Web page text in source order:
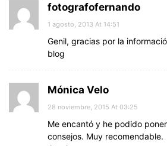
fotografofernando
1 agosto, 2013 At 14:51
Genil, gracias por la
blog
Mónica Velo
28 noviembre, 2015 At 03:25
Me encantó y he podido
consejos. Muy recomendable.